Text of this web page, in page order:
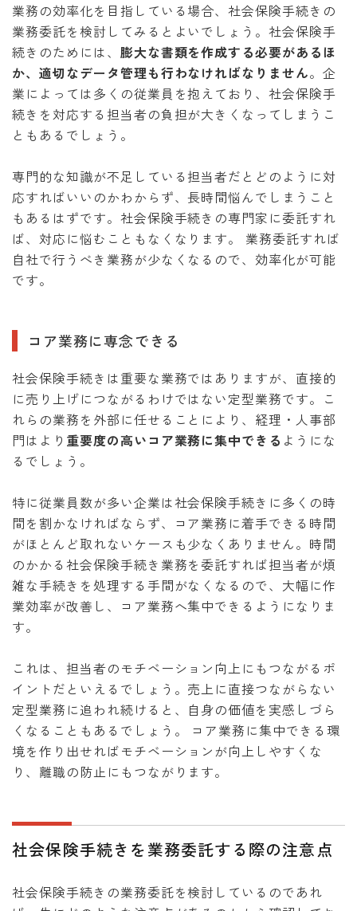
業務の効率化を目指している場合、社会保険手続きの
業務委託を検討してみるとよいでしょう。社会保険手
続きのためには、 膨大な書類を作成する必要があるほ
か、適切なデータ管理も行わなければなりません。企
業によっては多くの従業員を抱えており、社会保険手
続きを対応する担当者の負担が大きくなってしまうこ
ともあるでしょう。
専門的な知識が不足している担当者だとどのように対
応すればいいのかわからず、長時間悩んでしまうこと
もあるはずです。社会保険手続きの専門家に委託すれ
ば、対応に悩むこともなくなります。 業務委託すれば
自社で行うべき業務が少なくなるので、効率化が可能
です。
コア業務に専念できる
社会保険手続きは重要な業務ではありますが、直接的
に売り上げにつながるわけではない定型業務です。こ
れらの業務を外部に任せることにより、経理・人事部
門はより 重要度の高いコア業務に集中できる ようにな
るでしょう。
特に従業員数が多い企業は社会保険手続きに多くの時
間を割かなければならず、コア業務に着手できる時間
がほとんど取れないケースも少なくありません。時間
のかかる社会保険手続き業務を委託すれば担当者が煩
雑な手続きを処理する手間がなくなるので、大幅に作
業効率が改善し、コア業務へ集中できるようになりま
す。
これは、担当者のモチベーション向上にもつながるポ
イントだといえるでしょう。売上に直接つながらない
定型業務に追われ続けると、自身の価値を実感しづら
くなることもあるでしょう。 コア業務に集中できる環
境を作り出せればモチベーションが向上しやすくな
り、離職の防止にもつながります。
社会保険手続きを業務委託する際の注意点
社会保険手続きの業務委託を検討しているのであれ